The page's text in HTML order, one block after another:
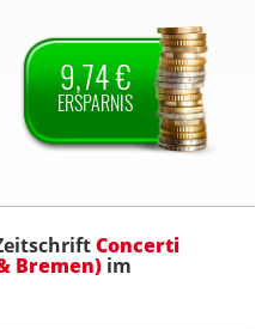
9,74 €
ERSPARNIS
Concerti
Bremen) im